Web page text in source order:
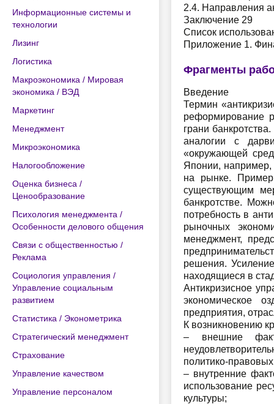
Информационные системы и
технологии
Лизинг
Логистика
Макроэкономика / Мировая
экономика / ВЭД
Маркетинг
Менеджмент
Микроэкономика
Налогообложение
Оценка бизнеса /
Ценообразование
Психология менеджмента /
Особенности делового общения
Связи с общественностью /
Реклама
Социология управления /
Управление социальным
развитием
Статистика / Эконометрика
Стратегический менеджмент
Страхование
Управление качеством
Управление персоналом
2.4. Направления
Заключение 29
Список
Приложение 1.
Фрагменты
Введение
Термин
реформирование
грани
аналогии с
«окружающей
Японии, например,
на рынке.
существующим
банкротстве.
потребность в
рыночных
менеджмент,
решения.
находящиеся в
Антикризисное
экономическое
предприятия,
К возникновению
– внешние
политико-
– внутренние
использование
культуры;